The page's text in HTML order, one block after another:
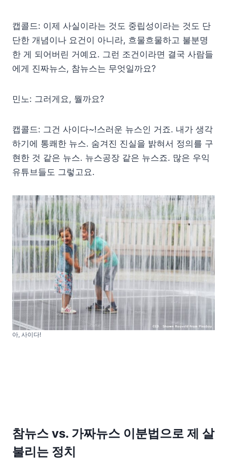
캡콜드: 이제 사실이라는 것도 중립성이라는 것도 단
단한 개념이나 요건이 아니라, 흐물흐물하고 불분명
한 게 되어버린 거예요. 그런 조건이라면 결국 사람들
에게 진짜뉴스, 참뉴스는 무엇일까요?
민노: 그러게요, 뭘까요?
캡콜드: 그건 사이다~!스러운 뉴스인 거죠. 내가 생각
하기에 통쾌한 뉴스. 숨겨진 진실을 밝혀서 정의를 구
현한 것 같은 뉴스. 뉴스공장 같은 뉴스죠. 많은 우익
유튜브들도 그렇고요.
아, 사이다!
참뉴스 vs. 가짜뉴스 이분법으로 제 살
불리는 정치